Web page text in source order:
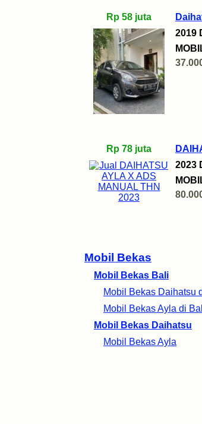
Mobil Bekas
Mobil Bekas Bali
Mobil Bekas Daihatsu
Mobil Bekas Ayla di
Mobil Bekas Daihatsu
Mobil Bekas Ayla
Rp 58 juta
2019
Rp 78 juta
2023